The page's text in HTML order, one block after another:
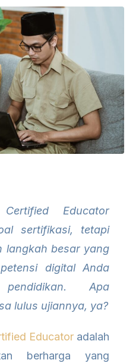
Educator
sertifikasi, tetapi
langkah besar yang
digital Anda
Apa
lulus ujiannya, ya?
Educatoradalah
berharga yang